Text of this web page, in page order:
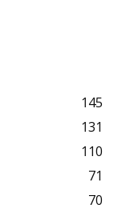
145
131
110
71
70